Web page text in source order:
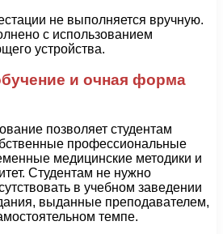
не выполняется вручную.
с использованием
устройства.
и очная форма
позволяет студентам
профессиональные
медицинские методики и
Студентам не нужно
в учебном заведении
выданные преподавателем,
темпе.